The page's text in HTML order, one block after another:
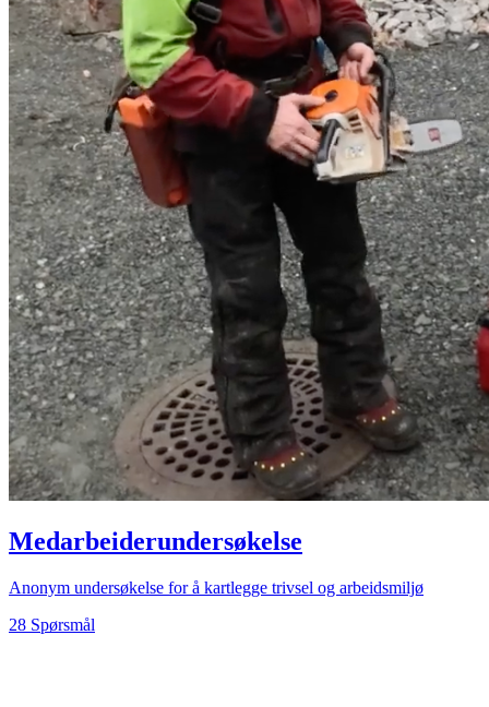
Medarbeiderundersøkelse
Anonym undersøkelse for å kartlegge trivsel og arbeidsmiljø
28 Spørsmål